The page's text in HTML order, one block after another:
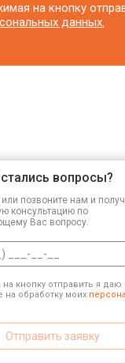
на кнопку
данных.
вопросы?
позвоните нам и
консультацию по
Вас вопросу.
кнопку отправить я даю
на обработку моих
Отправить заявку